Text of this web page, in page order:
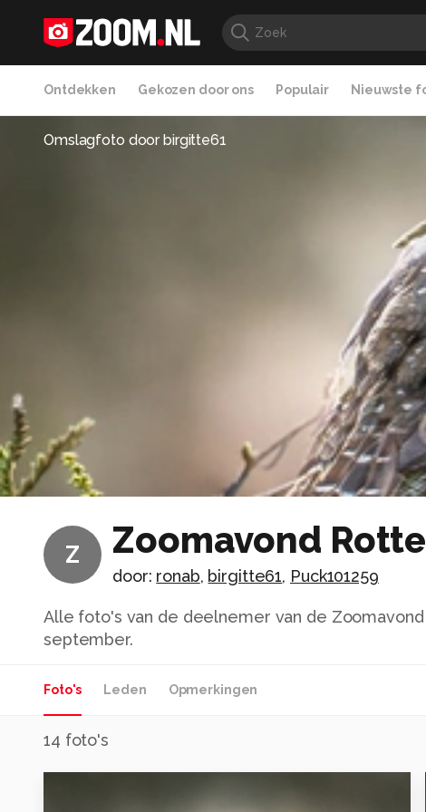
Ontdekken Gekozen door ons Populair Nieuwste
Omslagfoto doorbirgitte61
Z Zoomavond
door: ronab, birgitte61, Puck101259
Alle foto's van de deelnemer van de
september.
Foto's Leden Opmerkingen
14 foto's